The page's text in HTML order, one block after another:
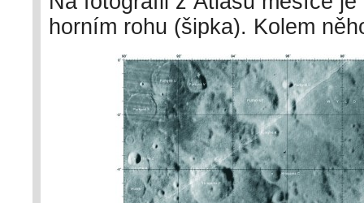
horním rohu (šipka). Kolem
V. Některé z nich byly
Tasso, V – Hugo. Podle
NASA, USGS). Z archivu